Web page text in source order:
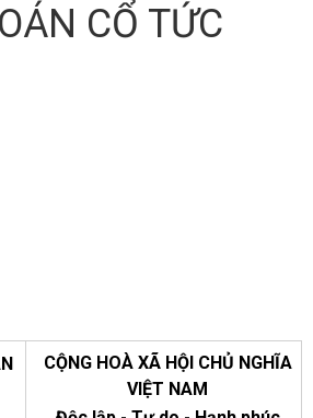
CỔ TỨC
CỘNG HOÀ XÃ HỘI CHỦ NGHĨA
VIỆT NAM